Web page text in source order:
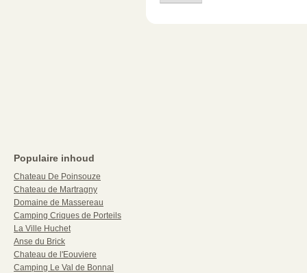
Populaire inhoud
Chateau De Poinsouze
Chateau de Martragny
Domaine de Massereau
Camping Criques de Porteils
La Ville Huchet
Anse du Brick
Chateau de l'Eouviere
Camping Le Val de Bonnal